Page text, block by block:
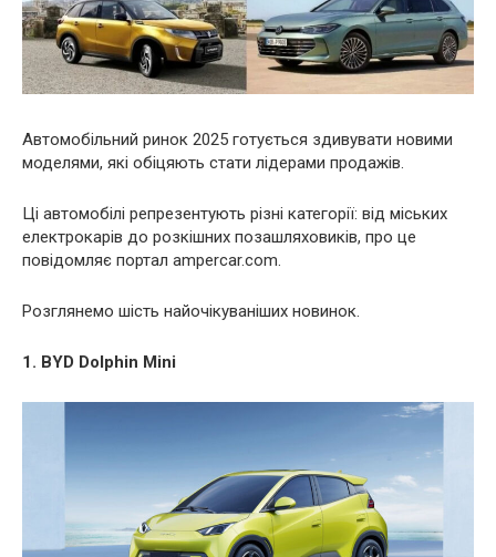
Автомобільний ринок 2025 готується здивувати новими
моделями, які обіцяють стати лідерами продажів.
Ці автомобілі репрезентують різні категорії: від міських
електрокарів до розкішних позашляховиків, про це
повідомляє портал ampercar.com.
Розглянемо шість найочікуваніших новинок.
1. BYD Dolphin Mini